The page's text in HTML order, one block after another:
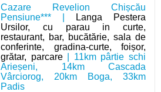
Cazare Revelion Chișcău
Pensiune*** |
Langa Pestera
Ursilor, cu parau in curte,
restaurant, bar, bucătărie, sala de
conferinte, gradina-curte, foișor,
grătar, parcare| 11km pârtie schi
Arieșeni, 14km Cascada
Vârciorog, 20km Boga, 33km
Padis